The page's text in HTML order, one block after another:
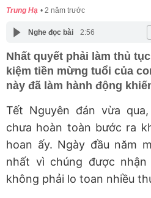
Trung Hạ 2 năm trước
Nghe đọc bài 2:56
Nhất quyết phải làm thủ
kiệm tiền mừng tuổi của
này đã làm hành động
Tết Nguyên đán vừa
chưa hoàn toàn bước ra
hoan ấy. Ngày đầu năm
nhất vì chúng được
không phải lo toan nhiều